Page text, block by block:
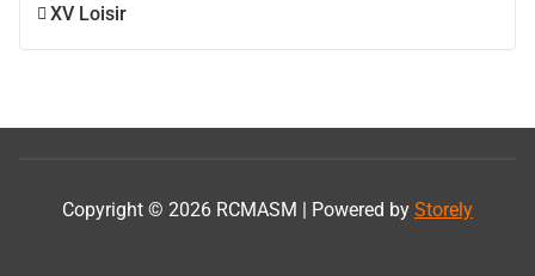
XV Loisir
Copyright © 2026 RCMASM | Powered by Storely